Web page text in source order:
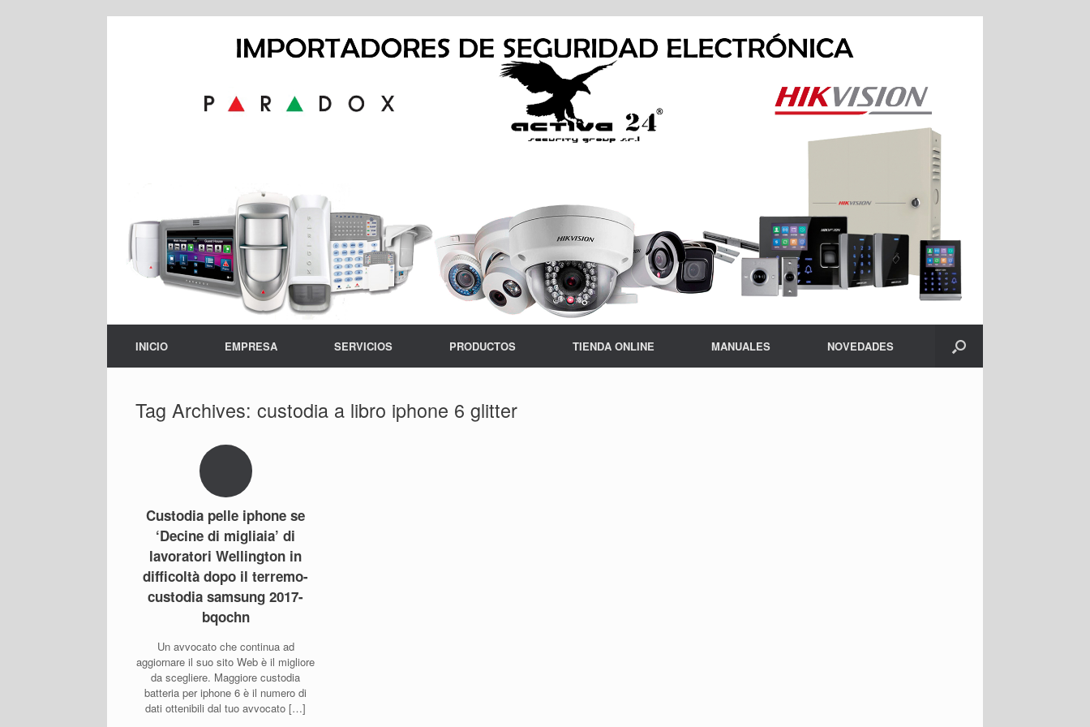
INICIO EMPRESA SERVICIOS PRODUCTOS TIENDA ONLINE MANUALES NOVEDADES
Tag Archives: custodia a libro iphone 6 glitter
Custodia pelle iphone se
‘Decine di migliaia’ di
lavoratori Wellington in
difficoltà dopo il terremo-
custodia samsung 2017-
bqochn
Un avvocato che continua ad
aggiornare il suo sito Web è il migliore
da scegliere. Maggiore custodia
batteria per iphone 6 è il numero di
dati ottenibili dal tuo avvocato […]